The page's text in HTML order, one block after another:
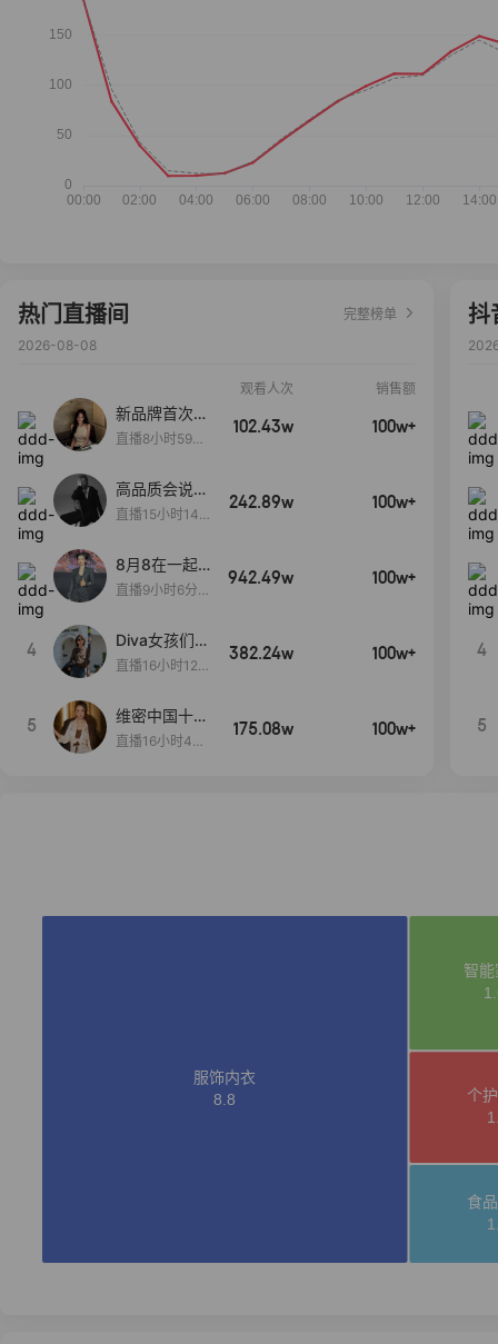
热门直播间
完整榜单
2026-08-08
观看人次 销售额
新品牌首次大
上新
直播8小时59分
102.43w 100w+
高品质会说
话….
直播15小时14
242.89w 100w+
8月8在一起
生日献礼盛典
直播9小时6分1
942.49w 100w+
4
Diva女孩们集
合啦~意大利
直播16小时12
382.24w 100w+
5
维密中国十周
年 与你如此
直播16小时48
175.08w 100w+
抖
4
5